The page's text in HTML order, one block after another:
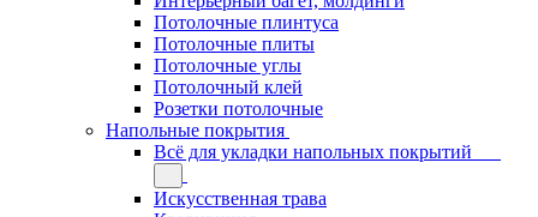
Потолочные плинтуса
Потолочные плиты
Потолочные углы
Потолочный клей
Розетки потолочные
Напольные покрытия
Всё для укладки напольных покрытий
Искусственная трава